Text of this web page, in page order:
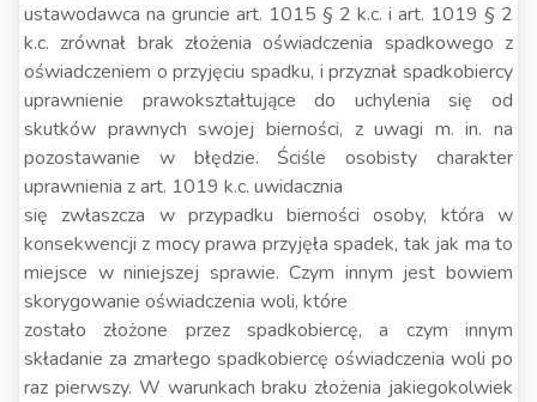
ustawodawca na gruncie art. 1015 § 2 k.c. i art. 1019 § 2
k.c. zrównał brak złożenia oświadczenia spadkowego z
oświadczeniem o przyjęciu spadku, i przyznał spadkobiercy
uprawnienie prawokształtujące do uchylenia się od
skutków prawnych swojej bierności, z uwagi m. in. na
pozostawanie w błędzie. Ściśle osobisty charakter
uprawnienia z art. 1019 k.c. uwidacznia
się zwłaszcza w przypadku bierności osoby, która w
konsekwencji z mocy prawa przyjęła spadek, tak jak ma to
miejsce w niniejszej sprawie. Czym innym jest bowiem
skorygowanie oświadczenia woli, które
zostało złożone przez spadkobiercę, a czym innym
składanie za zmarłego spadkobiercę oświadczenia woli po
raz pierwszy. W warunkach braku złożenia jakiegokolwiek